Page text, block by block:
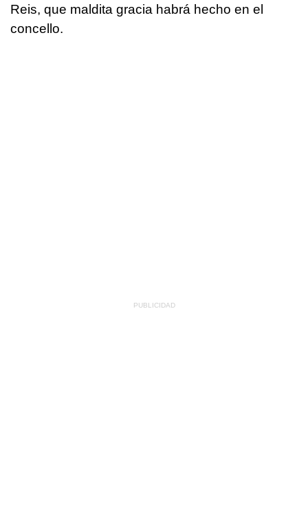
Reis, que maldita gracia habrá hecho en el
concello.